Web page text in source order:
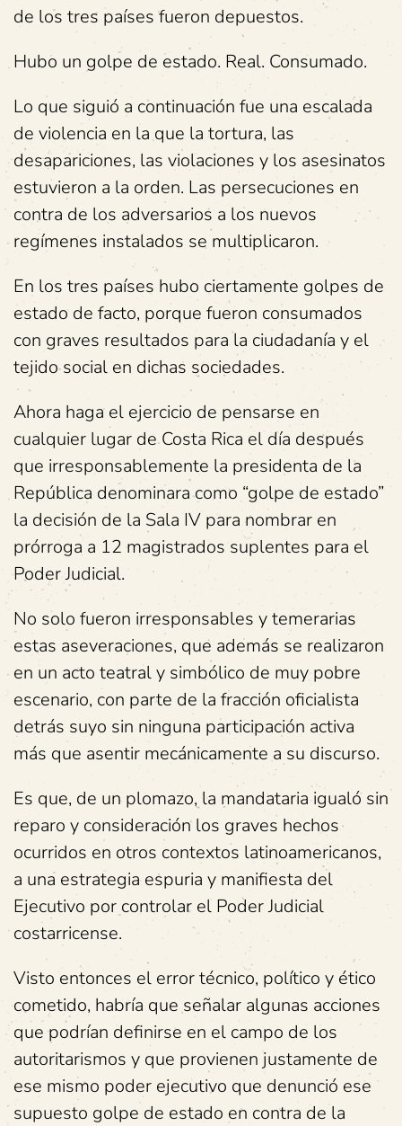
de los tres países fueron depuestos.
Hubo un golpe de estado. Real. Consumado.
Lo que siguió a continuación fue una escalada
de violencia en la que la tortura, las
desapariciones, las violaciones y los asesinatos
estuvieron a la orden. Las persecuciones en
contra de los adversarios a los nuevos
regímenes instalados se multiplicaron.
En los tres países hubo ciertamente golpes de
estado de facto, porque fueron consumados
con graves resultados para la ciudadanía y el
tejido social en dichas sociedades.
Ahora haga el ejercicio de pensarse en
cualquier lugar de Costa Rica el día después
que irresponsablemente la presidenta de la
República denominara como “golpe de estado”
la decisión de la Sala IV para nombrar en
prórroga a 12 magistrados suplentes para el
Poder Judicial.
No solo fueron irresponsables y temerarias
estas aseveraciones, que además se realizaron
en un acto teatral y simbólico de muy pobre
escenario, con parte de la fracción oficialista
detrás suyo sin ninguna participación activa
más que asentir mecánicamente a su discurso.
Es que, de un plomazo, la mandataria igualó sin
reparo y consideración los graves hechos
ocurridos en otros contextos latinoamericanos,
a una estrategia espuria y manifiesta del
Ejecutivo por controlar el Poder Judicial
costarricense.
Visto entonces el error técnico, político y ético
cometido, habría que señalar algunas acciones
que podrían definirse en el campo de los
autoritarismos y que provienen justamente de
ese mismo poder ejecutivo que denunció ese
supuesto golpe de estado en contra de la